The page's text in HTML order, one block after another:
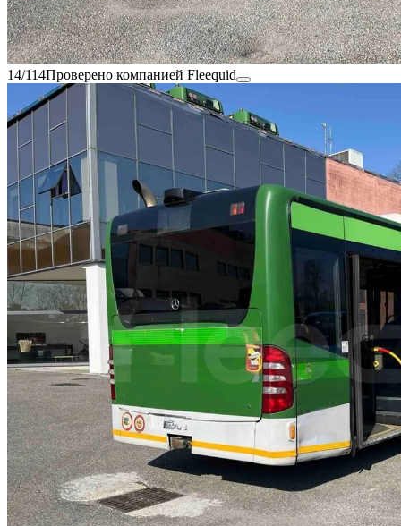
14/114Проверено компанией Fleequid